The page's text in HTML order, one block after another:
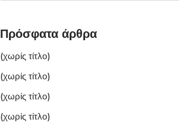
Πρόσφατα άρθρα
(χωρίς τίτλο)
(χωρίς τίτλο)
(χωρίς τίτλο)
(χωρίς τίτλο)